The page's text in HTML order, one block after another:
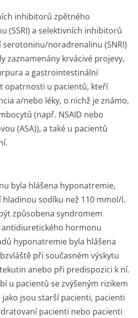
inhibitorů zpětného
(SSRI) a selektivních inhibitorů
no­radrenalinu (SNRI)
zaznamenány krvácivé projevy,
a gastrointestinální
opatrnosti u pacientů, kteří
a/nebo léky, o nichž je známo,
(např. NSAID nebo
(ASA)), a také u pacientů
byla hlášena hyponatremie,
sodíku než 110 mmol/l.
způsobena syndromem
hormonu
hyponatremie byla hlášena
při současném výskytu
anebo při predispozici k ní.
u pacientů se zvýšeným rizikem
jsou starší pacienti, pacienti
pacienti nebo pacienti